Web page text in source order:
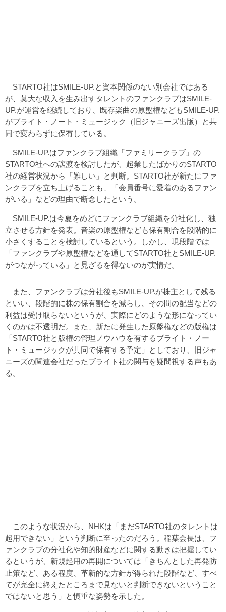
STARTO社はSMILE-UP.と資本関係のない別会社ではある
が、莫大な収入を生み出すタレントのファンクラブはSMILE-
UP.が運営を継続しており、既存楽曲の原盤権などもSMILE-UP.
がブライト・ノート・ミュージック（旧ジャニーズ出版）と共
同で変わらずに保有している。
SMILE-UP.はファンクラブ組織「ファミリークラブ」の
STARTO社への譲渡を検討したが、起業したばかりのSTARTO
社の経営状況から「難しい」と判断。STARTO社が新たにファ
ンクラブを立ち上げることも、「会員番号に愛着のあるファン
がいる」などの理由で断念したという。
SMILE-UP.は今夏をめどにファンクラブ組織を分社化し、独
立させる方針を発表。音楽の原盤権なども保有割合を段階的に
小さくすることを検討しているという。しかし、現段階では
「ファンクラブや原盤権などを通してSTARTO社とSMILE-UP.
がつながっている」と見ざるを得ないのが実情だ。
また、ファンクラブは分社後もSMILE-UP.が株主として残る
といい、段階的に株の保有割合を減らし、その間の配当などの
利益は受け取らないというが、実際にどのような形になってい
くのかは不透明だ。また、新たに発生した原盤権などの版権は
「STARTO社と版権の管理ノウハウを有するブライト・ノー
ト・ミュージックが共同で保有する予定」としており、旧ジャ
ニーズの関連会社だったブライト社の関与を疑問視する声もあ
る。
このような状況から、NHKは「まだSTARTO社のタレントは
起用できない」という判断に至ったのだろう。稲葉会長は、フ
ァンクラブの分社化や知的財産などに関する動きは把握してい
るというが、新規起用の再開については「きちんとした再発防
止策など、ある程度、革新的な方針が得られた段階など、すべ
てが完全に終えたところまで見ないと判断できないということ
ではないと思う」と慎重な姿勢を示した。